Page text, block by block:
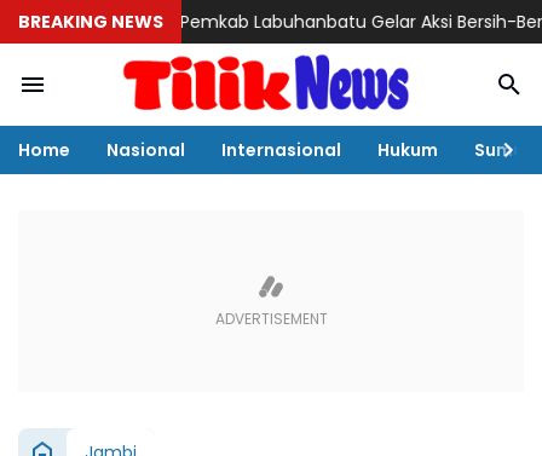
BREAKING NEWSPemkab Labuhanbatu Gelar Aksi Bersih-Bersih
Home Nasional Internasional Hukum Sumut